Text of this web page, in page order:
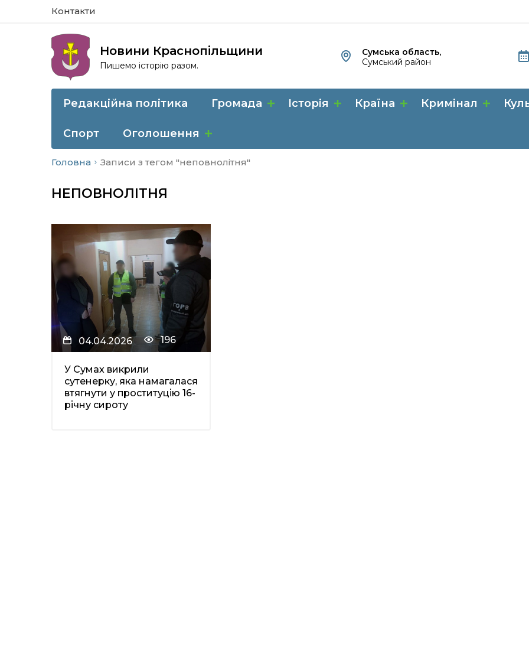
Контакти
Новини Краснопільщини
Пишемо історію разом.
Сумська область,
Сумський район
Редакційна політика Громада Історія Країна Кримінал
Спорт Оголошення
Головна Записи з тегом "неповнолітня"
НЕПОВНОЛІТНЯ
04.04.2026 196
У Сумах викрили
сутенерку, яка намагалася
втягнути у проституцію 16-
річну сироту